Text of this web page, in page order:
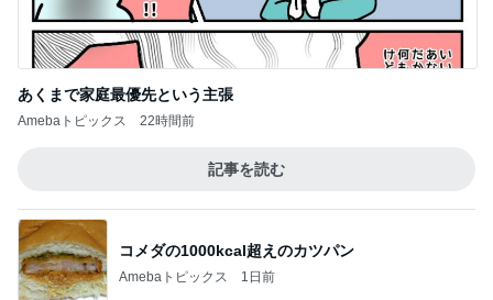
あくまで家庭最優先という主張
Amebaトピックス 22時間前
記事を読む
コメダの1000kcal超えのカツパン
Amebaトピックス 1日前